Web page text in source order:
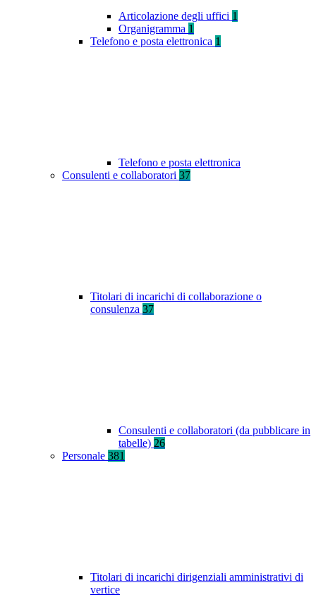
Articolazione degli uffici 1
Organigramma 1
Telefono e posta elettronica 1
Telefono e posta elettronica
Consulenti e collaboratori 37
Titolari di incarichi di collaborazione o
consulenza 37
Consulenti e collaboratori (da pubblicare in
tabelle) 26
Personale 381
Titolari di incarichi dirigenziali amministrativi di
vertice